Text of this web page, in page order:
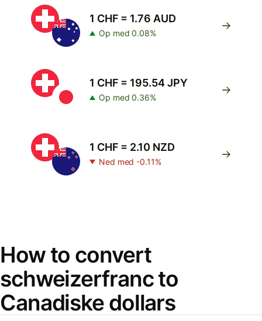
1 CHF = 1.76 AUD
Op med 0.08%
1 CHF = 195.54 JPY
Op med 0.36%
1 CHF = 2.10 NZD
Ned med -0.11%
How to convert
schweizerfranc to
Canadiske dollars